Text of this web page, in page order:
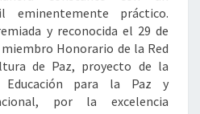
eminentemente práctico.
y reconocida el 29 de
Honorario de la Red
de Paz, proyecto de la
Educación para la Paz y
por la excelencia